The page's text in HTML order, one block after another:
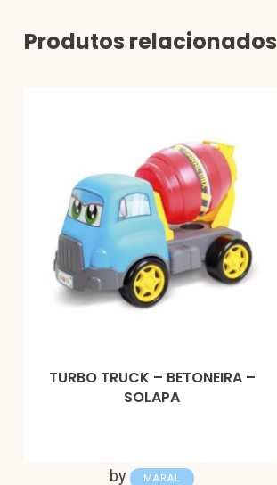
Produtos relacionados
TURBO TRUCK – BETONEIRA –
SOLAPA
by MARAL